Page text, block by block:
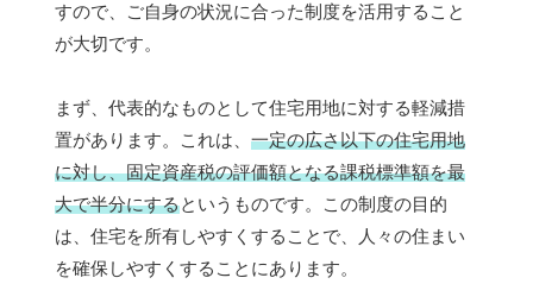
すので、ご自身の状況に合った制度を活用すること
が大切です。
まず、代表的なものとして住宅用地に対する軽減措
置があります。これは、 一定の広さ以下の住宅用地
に対し、固定資産税の評価額となる課税標準額を最
大で半分にするというものです。この制度の目的
は、住宅を所有しやすくすることで、人々の住まい
を確保しやすくすることにあります。